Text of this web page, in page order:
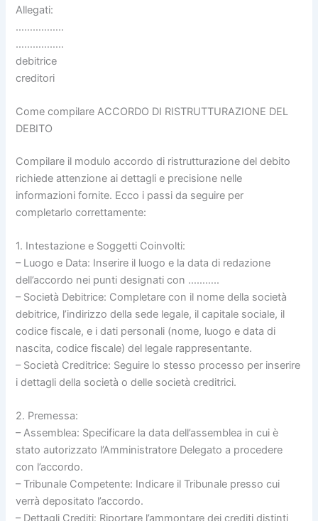
Allegati:
……………..
……………..
debitrice
creditori
Come compilare ACCORDO DI RISTRUTTURAZIONE DEL
DEBITO
Compilare il modulo accordo di ristrutturazione del debito
richiede attenzione ai dettagli e precisione nelle
informazioni fornite. Ecco i passi da seguire per
completarlo correttamente:
1. Intestazione e Soggetti Coinvolti:
– Luogo e Data: Inserire il luogo e la data di redazione
dell’accordo nei punti designati con ………..
– Società Debitrice: Completare con il nome della società
debitrice, l’indirizzo della sede legale, il capitale sociale, il
codice fiscale, e i dati personali (nome, luogo e data di
nascita, codice fiscale) del legale rappresentante.
– Società Creditrice: Seguire lo stesso processo per inserire
i dettagli della società o delle società creditrici.
2. Premessa:
– Assemblea: Specificare la data dell’assemblea in cui è
stato autorizzato l’Amministratore Delegato a procedere
con l’accordo.
– Tribunale Competente: Indicare il Tribunale presso cui
verrà depositato l’accordo.